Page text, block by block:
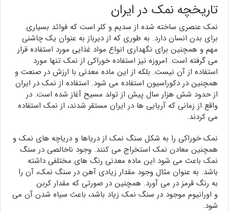
تاریخچه نمک در ایران
نمک عنصری ساخته شده از سدیم و کلر است که فوائد بسیاری
برای بدن انسان دارد. به طوری که از دیرباز به عنوان یک چاشنی
مهم و همچنین برای نگهداری انواع مواد غذایی مورد استفاده قرار
می گرفته است. امروزه نیز استفاده خوراکی از نمک تنها مورد
استفاده از آن نیست. بلکه از این ماده معدنی با ارزش در صنعت و
همچنین در دکوراسیون استفاده می شود. استفاده از نمک در ایران
از حدود شش هزار سال پیش از تولد مسیح آغاز شده است. در
واقع از زمانی که آریایی ها در ایران مستقر شدند، از نمک استفاده
می کردند.
نمک خوراکی را به شکل سنگ نمک از دریاها و دریاچه های نمک و
همچنین معادن نمک استخراج می کنند. وجود ناخالصی در سنگ
نمک باعث می شود این ماده معدنی رنگ های مختلفی داشته
باشد. به عنوان مثال وجود مقدار زیادی آهن در سنگ نمک، آن را
به رنگ قرمز در می آورد. همچنین در صورتی که مقدار کربن
و اورانیوم موجود در سنگ نمک زیاد باشد، باعث سیاه شدن آن می
شود.